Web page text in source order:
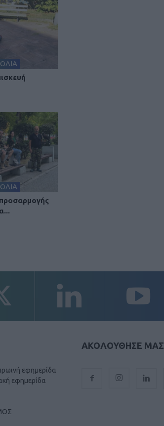
εφημερίδα
εφημερίδα
ΑΚΟΛΟΥΘΗΣΕ ΜΑΣ